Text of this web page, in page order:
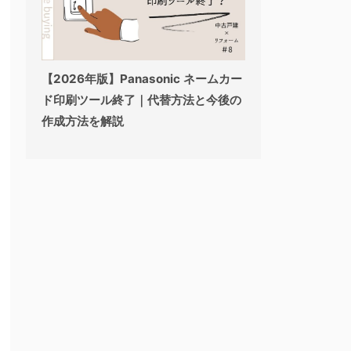
【2026年版】Panasonic ネームカー
ド印刷ツール終了｜代替方法と今後の
作成方法を解説